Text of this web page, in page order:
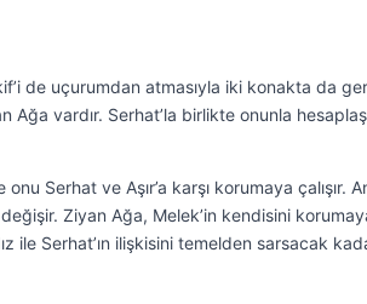
de uçurumdan atmasıyla iki konakta da
Ağa vardır. Serhat’la birlikte onunla
Serhat ve Aşır’a karşı korumaya çalışır.
Ziyan Ağa, Melek’in kendisini
ile Serhat’ın ilişkisini temelden sarsacak